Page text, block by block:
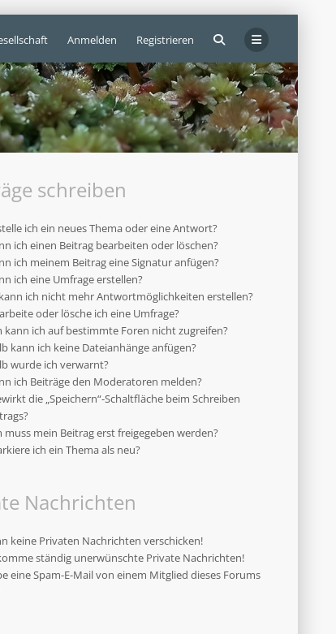
Anmelden Registrieren
schreiben
ich ein neues Thema oder eine Antwort?
ich einen Beitrag bearbeiten oder löschen?
ich meinem Beitrag eine Signatur anfügen?
ich eine Umfrage erstellen?
ich nicht mehr Antwortmöglichkeiten erstellen?
oder lösche ich eine Umfrage?
kann ich auf bestimmte Foren nicht zugreifen?
kann ich keine Dateianhänge anfügen?
wurde ich verwarnt?
ich Beiträge den Moderatoren melden?
die „Speichern“-Schaltfläche beim Schreiben
muss mein Beitrag erst freigegeben werden?
ich ein Thema als neu?
Nachrichten
keine Privaten Nachrichten verschicken!
ständig unerwünschte Private Nachrichten!
eine Spam-E-Mail von einem Mitglied dieses Forums